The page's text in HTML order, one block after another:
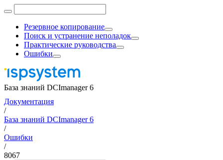
Резервное копирование
Поиск и устранение неполадок
Практические руководства
Ошибки
База знаний DCImanager 6
Документация
/
База знаний DCImanager 6
/
Ошибки
/
8067